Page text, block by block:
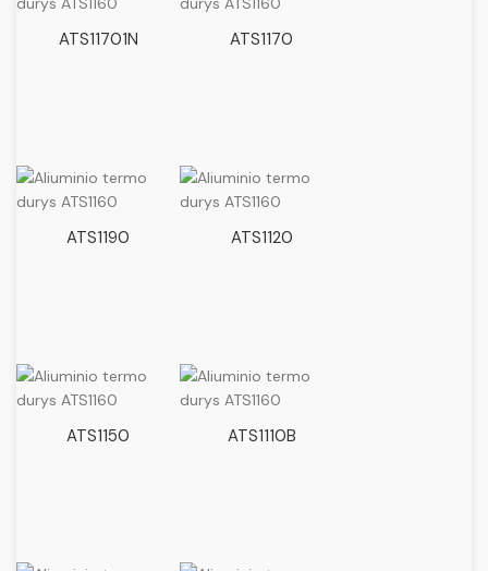
ATS11701N ATS1170
ATS1190 ATS1120
ATS1150 ATS1110B